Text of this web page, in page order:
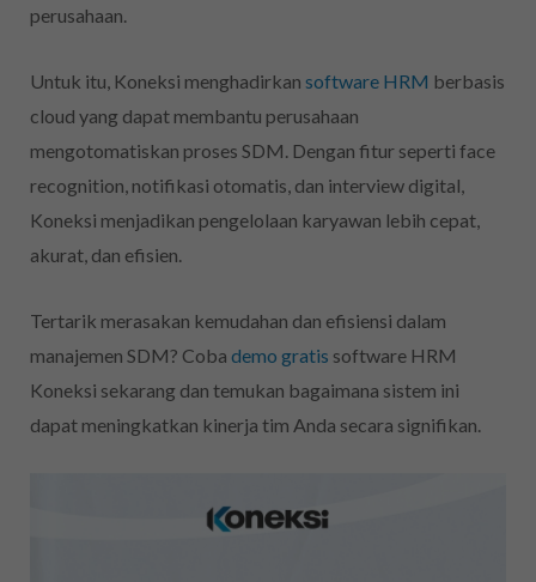
perusahaan.
Untuk itu, Koneksi menghadirkan software HRM berbasis
cloud yang dapat membantu perusahaan
mengotomatiskan proses SDM. Dengan fitur seperti face
recognition, notifikasi otomatis, dan interview digital,
Koneksi menjadikan pengelolaan karyawan lebih cepat,
akurat, dan efisien.
Tertarik merasakan kemudahan dan efisiensi dalam
manajemen SDM? Coba demo gratis software HRM
Koneksi sekarang dan temukan bagaimana sistem ini
dapat meningkatkan kinerja tim Anda secara signifikan.